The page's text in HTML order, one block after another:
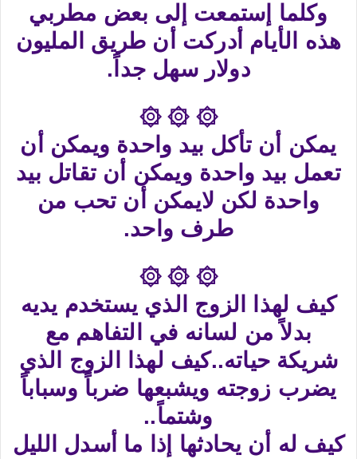
وكلما إستمعت إلى بعض مطربي
هذه الأيام أدركت أن طريق المليون
دولار سهل جداً.
۞ ۞ ۞
يمكن أن تأكل بيد واحدة ويمكن أن
تعمل بيد واحدة ويمكن أن تقاتل بيد
واحدة لكن لايمكن أن تحب من
طرف واحد.
۞ ۞ ۞
كيف لهذا الزوج الذي يستخدم يديه
بدلاً من لسانه في التفاهم مع
شريكة حياته..كيف لهذا الزوج الذي
يضرب زوجته ويشبعها ضرباً وسباباً
وشتماً..
كيف له أن يحادثها إذا ما أسدل الليل